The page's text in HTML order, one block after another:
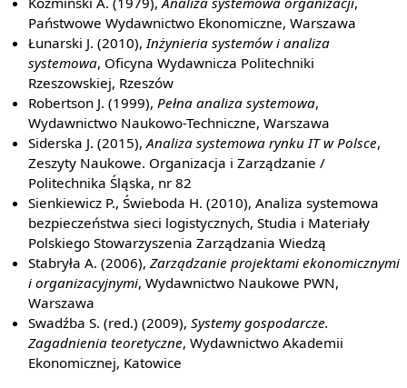
Państwowe Wydawnictwo Ekonomiczne, Warszawa
Łunarski J. (2010),Inżynieria systemów i analiza
systemowa, Oficyna Wydawnicza Politechniki
Rzeszowskiej, Rzeszów
Robertson J. (1999),Pełna analiza systemowa,
Wydawnictwo Naukowo-Techniczne, Warszawa
Siderska J. (2015),Analiza systemowa rynku IT w Polsce,
Zeszyty Naukowe. Organizacja i Zarządzanie /
Politechnika Śląska, nr 82
Sienkiewicz P., Świeboda H. (2010), Analiza systemowa
bezpieczeństwa sieci logistycznych, Studia i Materiały
Polskiego Stowarzyszenia Zarządzania Wiedzą
Stabryła A. (2006),Zarządzanie projektami ekonomicznymi
i organizacyjnymi, Wydawnictwo Naukowe PWN,
Warszawa
Swadźba S. (red.) (2009),Systemy gospodarcze.
Zagadnienia teoretyczne, Wydawnictwo Akademii
Ekonomicznej, Katowice